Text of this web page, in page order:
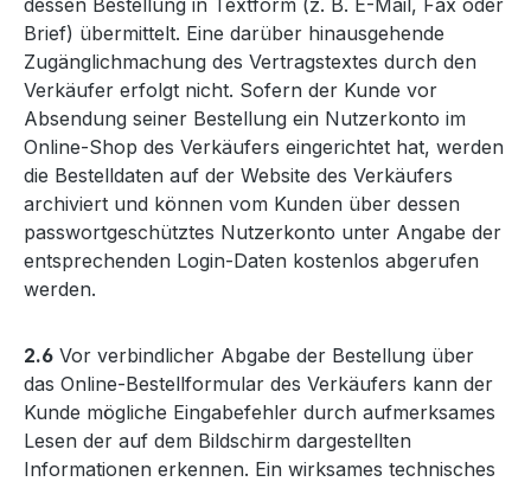
dessen Bestellung in Textform (z. B. E-Mail, Fax oder
Brief) übermittelt. Eine darüber hinausgehende
Zugänglichmachung des Vertragstextes durch den
Verkäufer erfolgt nicht. Sofern der Kunde vor
Absendung seiner Bestellung ein Nutzerkonto im
Online-Shop des Verkäufers eingerichtet hat, werden
die Bestelldaten auf der Website des Verkäufers
archiviert und können vom Kunden über dessen
passwortgeschütztes Nutzerkonto unter Angabe der
entsprechenden Login-Daten kostenlos abgerufen
werden.
2.6 Vor verbindlicher Abgabe der Bestellung über
das Online-Bestellformular des Verkäufers kann der
Kunde mögliche Eingabefehler durch aufmerksames
Lesen der auf dem Bildschirm dargestellten
Informationen erkennen. Ein wirksames technisches